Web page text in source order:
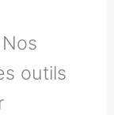
outils